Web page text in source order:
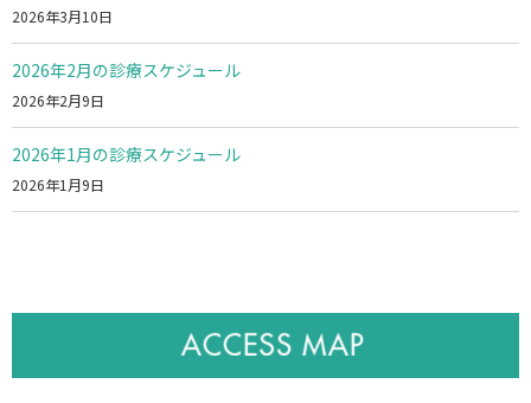
2026年3月10日
2026年2月の診療スケジュール
2026年2月9日
2026年1月の診療スケジュール
2026年1月9日